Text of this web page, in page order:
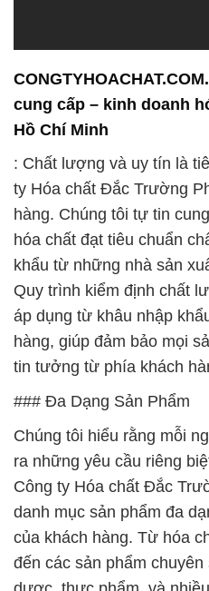
cung cấp – kinh doanh
Hồ Chí Minh
: Chất lượng và uy tín là
ty Hóa chất Đắc Trường
hàng. Chúng tôi tự tin
hóa chất đạt tiêu chuẩn
khẩu từ những nhà sản
Quy trình kiểm định chất
áp dụng từ khâu nhập
hàng, giúp đảm bảo mọi
tin tưởng từ phía khách
### Đa Dạng Sản Phẩm
Chúng tôi hiểu rằng mỗi
ra những yêu cầu riêng
Công ty Hóa chất Đắc
danh mục sản phẩm đa
của khách hàng. Từ hóa
đến các sản phẩm